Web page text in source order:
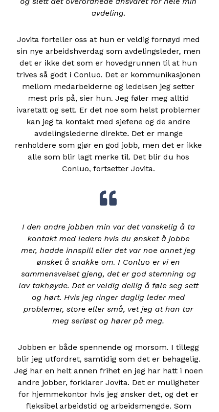
avdeling.
Jovita forteller oss at hun er veldig fornøyd med
sin nye arbeidshverdag som avdelingsleder, men
det er ikke det som er hovedgrunnen til at hun
trives så godt i Conluo. Det er kommunikasjonen
mellom medarbeiderne og ledelsen jeg setter
mest pris på, sier hun. Jeg føler meg alltid
ivaretatt og sett. Er det noe som helst problemer
kan jeg ta kontakt med sjefene og de andre
avdelingslederne direkte. Det er mange
renholdere som gjør en god jobb, men det er ikke
alle som blir lagt merke til. Det blir du hos
Conluo, fortsetter Jovita.
I den andre jobben min var det vanskelig å ta
kontakt med ledere hvis du ønsket å jobbe
mer, hadde innspill eller det var noe annet jeg
ønsket å snakke om. I Conluo er vi en
sammensveiset gjeng, det er god stemning og
lav takhøyde. Det er veldig deilig å føle seg sett
og hørt. Hvis jeg ringer daglig leder med
problemer, store eller små, vet jeg at han tar
meg seriøst og hører på meg.
Jobben er både spennende og morsom. I tillegg
blir jeg utfordret, samtidig som det er behagelig.
Jeg har en helt annen frihet en jeg har hatt i noen
andre jobber, forklarer Jovita. Det er muligheter
for hjemmekontor hvis jeg ønsker det, og det er
fleksibel arbeidstid og arbeidsmengde. Som